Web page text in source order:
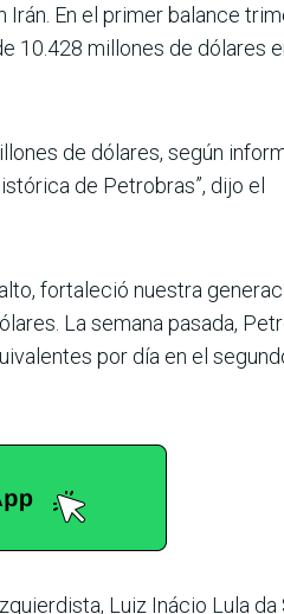
En el primer balance
10.428 millones de dólares
de dólares, según
de Petrobras”, dijo el
fortaleció nuestra
La semana pasada,
por día en el
Luiz Inácio Lula da